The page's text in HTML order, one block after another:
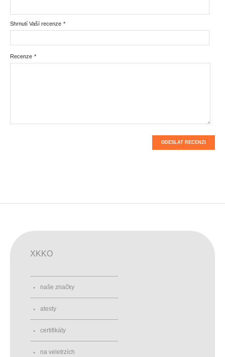
*
Shrnutí Vaší recenze
*
Recenze
ODESLAT RECENZI
XKKO
naše značky
atesty
certifikáty
na veletrzích